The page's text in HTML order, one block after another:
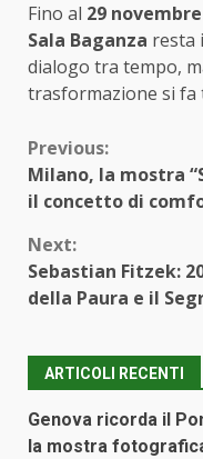
Fino al 29
Sala Baganza resta
dialogo tra tempo,
trasformazione si fa
Continue
Reading
Previous:
Milano, la mostra
il concetto di
Next:
Sebastian Fitzek:
della Paura e il
ARTICOLI RECENTI
Genova ricorda il
la mostra